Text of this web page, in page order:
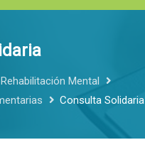
Mental
Consulta Solidaria